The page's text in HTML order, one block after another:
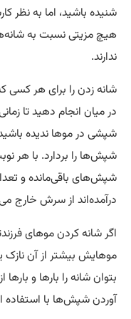
شنیده باشید، اما به نظر
هیچ مزیتی نسبت به
ندارند.
شانه زدن را برای هر کسی
در میان انجام دهید تا
شپشی در موها ندیده
شپش‌ها را بردارد. با هر
شپش‌های باقی‌مانده و
درآمده‌اند از سرش خارج
اگر شانه کردن موهای
موهایش بیشتر از آن نازک
بتوان شانه را بارها و
آوردن شپش‌ها با استفاده